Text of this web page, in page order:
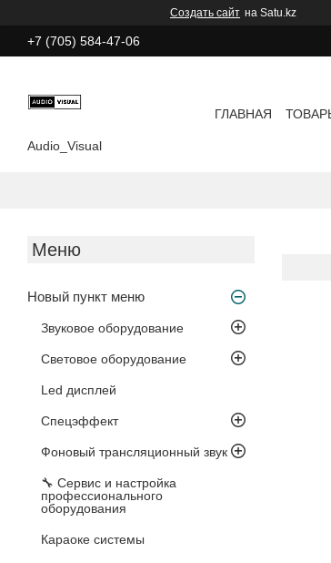
Создать сайт на Satu.kz
+7 (705) 584-47-06
Audio_Visual
ГЛАВНАЯ
Новый пункт меню
Звуковое оборудование
Световое оборудование
Led дисплей
Спецэффект
Фоновый трансляционный звук
🔧 Сервис и настройка
профессионального
оборудования
Караоке системы